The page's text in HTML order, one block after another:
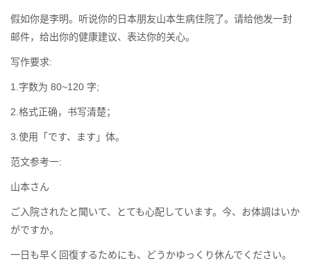
假如你是李明。听说你的日本朋友山本生病住院了。请给他发一封
邮件，给出你的健康建议、表达你的关心。
写作要求:
1.字数为 80~120 字;
2.格式正确，书写清楚；
3.使用「です、ます」体。
范文参考一:
山本さん
ご入院されたと聞いて、とても心配しています。今、お体調はいか
がですか。
一日も早く回復するためにも、どうかゆっくり休んでください。